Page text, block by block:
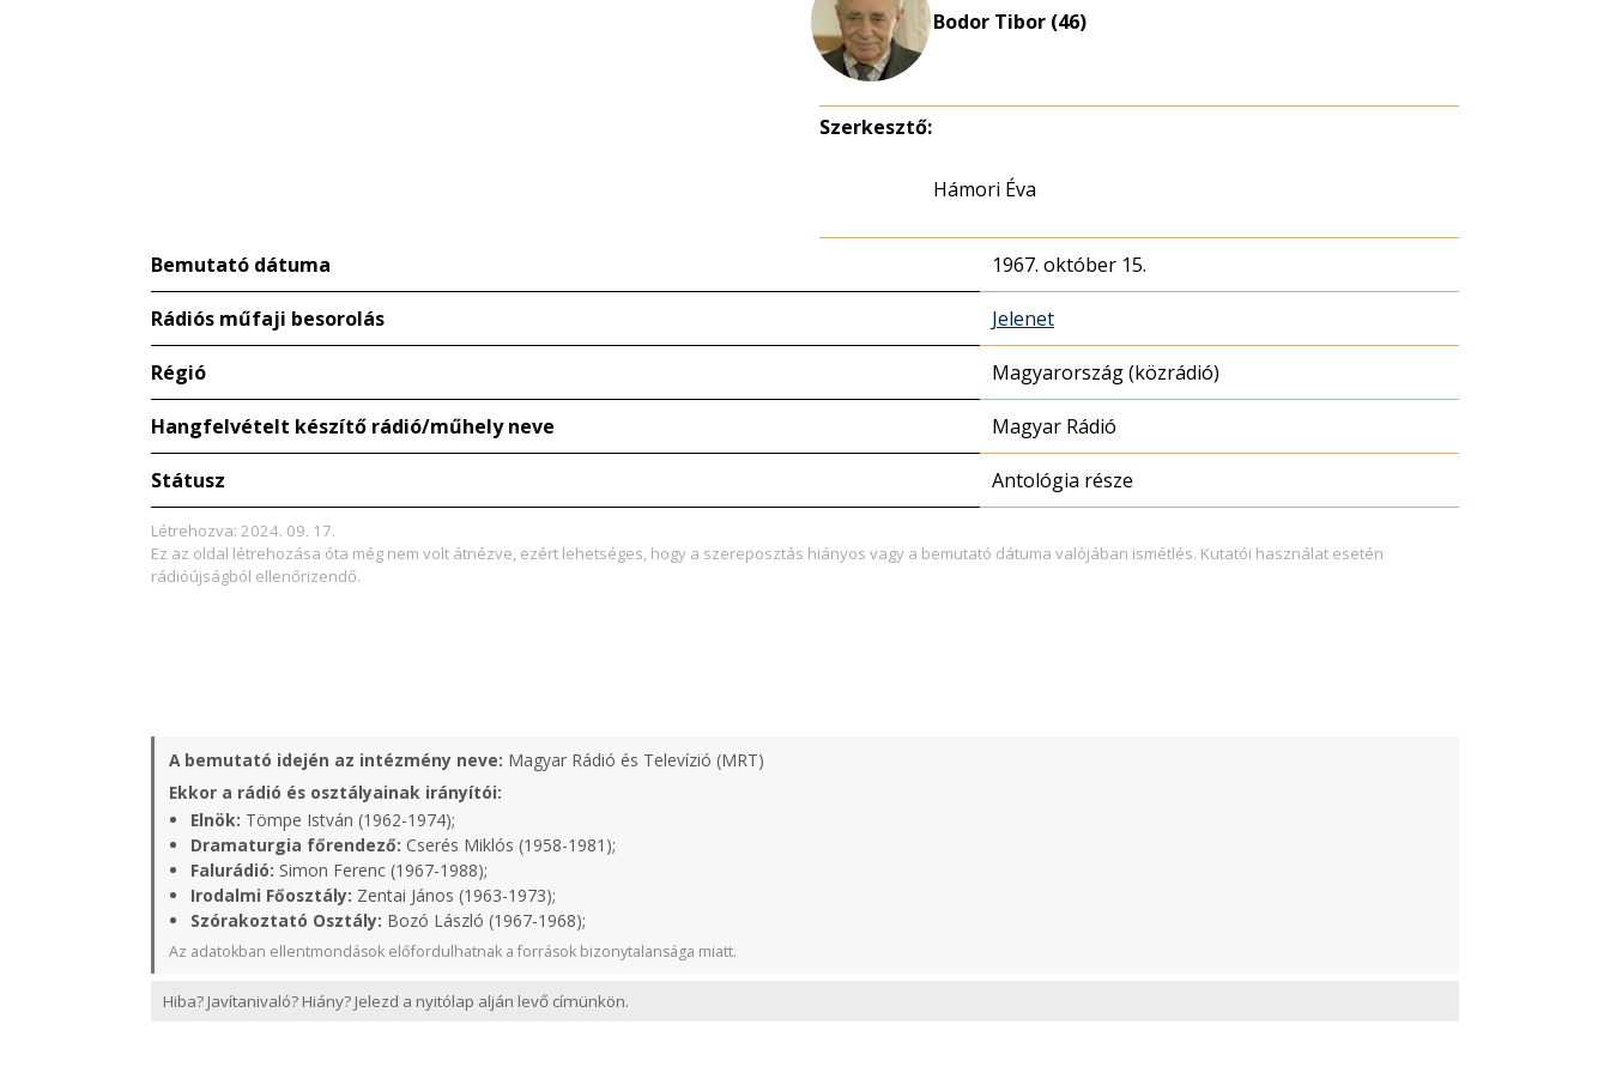
Bodor Tibor (46)
Szerkesztő:
Hámori Éva
Bemutató dátuma 1967. október 15.
Rádiós műfaji besorolás Jelenet
Régió Magyarország (közrádió)
Hangfelvételt készítő rádió/műhely neve Magyar Rádió
Státusz Antológia része
Létrehozva: 2024. 09. 17.
Ez az oldal létrehozása óta még nem volt átnézve, ezért lehetséges, hogy a szereposztás hiányos vagy a bemutató dátuma valójában ismétlés. Kutatói használat esetén
rádióújságból ellenőrizendő.
A bemutató idején az intézmény neve: Magyar Rádió és Televízió (MRT)
Ekkor a rádió és osztályainak irányítói:
Elnök: Tömpe István (1962-1974);
Dramaturgia főrendező: Cserés Miklós (1958-1981);
Falurádió: Simon Ferenc (1967-1988);
Irodalmi Főosztály: Zentai János (1963-1973);
Szórakoztató Osztály: Bozó László (1967-1968);
Az adatokban ellentmondások előfordulhatnak a források bizonytalansága miatt.
Hiba? Javítanivaló? Hiány? Jelezd a nyitólap alján levő címünkön.